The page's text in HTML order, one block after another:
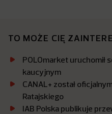
TO MOŻE CIĘ
POLOmarket uruchomił
kaucyjnym
CANAL+ został
Ratajskiego
IAB Polska publikuje